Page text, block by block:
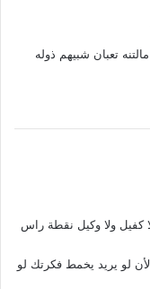
تعبان شبيهم ذوله
كفيل ولا وكيل نقطة راس
لو يريد يخمط فكرتك لو